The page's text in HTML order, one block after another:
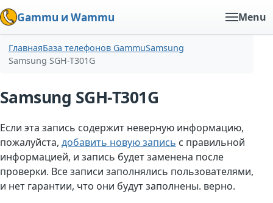
Gammu и Wammu Menu
ГлавнаяБаза телефонов GammuSamsung
Samsung SGH-T301G
Samsung SGH-T301G
Если эта запись содержит неверную информацию,
пожалуйста, добавить новую запись с правильной
информацией, и запись будет заменена после
проверки. Все записи заполнялись пользователями,
и нет гарантии, что они будут заполнены. верно.